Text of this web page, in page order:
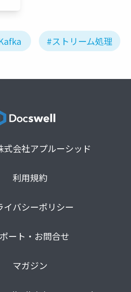
#ストリーム処理
式会社アプルーシッド
利用規約
イバシーポリシー
ート・お問合せ
マガジン